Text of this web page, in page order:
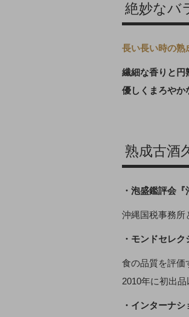
絶妙なバ
長い長い時の熟
繊細な香りと円
優しくまろやか
熟成古酒
・泡盛鑑評会
沖縄国税事務所
・モンドセレ
食の品質を評価
2010年に初出品
・インターナ